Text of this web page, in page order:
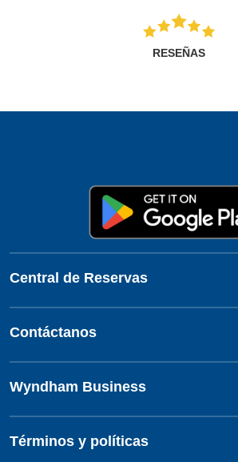
RESEÑAS
Central de Reservas
Contáctanos
Wyndham Business
Términos y políticas